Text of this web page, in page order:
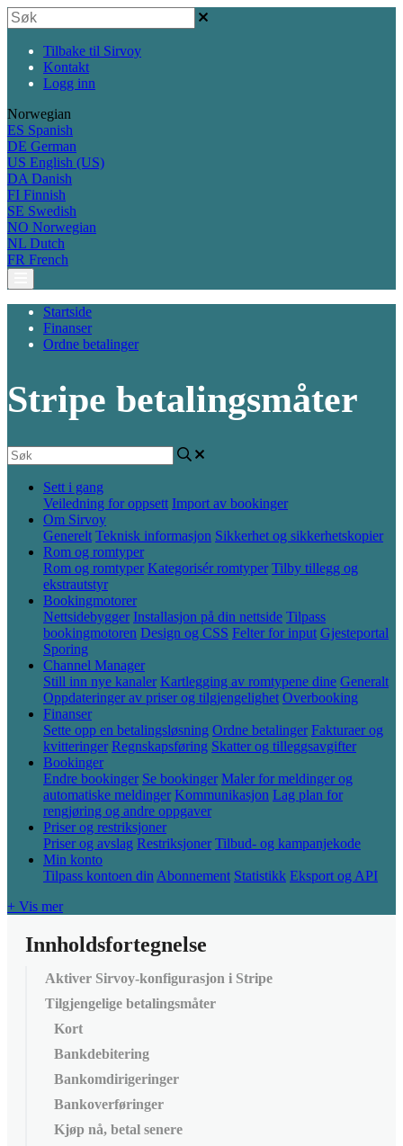
Tilbake til Sirvoy
Kontakt
Logg inn
Norwegian
ES Spanish
DE German
US English (US)
DA Danish
FI Finnish
SE Swedish
NO Norwegian
NL Dutch
FR French
Startside
Finanser
Ordne betalinger
Stripe betalingsmåter
Sett i gang
Veiledning for oppsett Import av bookinger
Om Sirvoy
Generelt Teknisk informasjon Sikkerhet og sikkerhetskopier
Rom og romtyper
Rom og romtyper Kategorisér romtyper Tilby tillegg og
ekstrautstyr
Bookingmotorer
Nettsidebygger Installasjon på din nettside Tilpass
bookingmotoren Design og CSS Felter for input Gjesteportal
Sporing
Channel Manager
Still inn nye kanaler Kartlegging av romtypene dine Generalt
Oppdateringer av priser og tilgjengelighet Overbooking
Finanser
Sette opp en betalingsløsning Ordne betalinger Fakturaer og
kvitteringer Regnskapsføring Skatter og tilleggsavgifter
Bookinger
Endre bookinger Se bookinger Maler for meldinger og
automatiske meldinger Kommunikasjon Lag plan for
rengjøring og andre oppgaver
Priser og restriksjoner
Priser og avslag Restriksjoner Tilbud- og kampanjekode
Min konto
Tilpass kontoen din Abonnement Statistikk Eksport og API
+ Vis mer
Innholdsfortegnelse
Aktiver Sirvoy-konfigurasjon i Stripe
Tilgjengelige betalingsmåter
Kort
Bankdebitering
Bankomdirigeringer
Bankoverføringer
Kjøp nå, betal senere